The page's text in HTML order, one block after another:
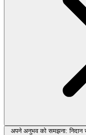
अपने अनुभव को समझना: निदान